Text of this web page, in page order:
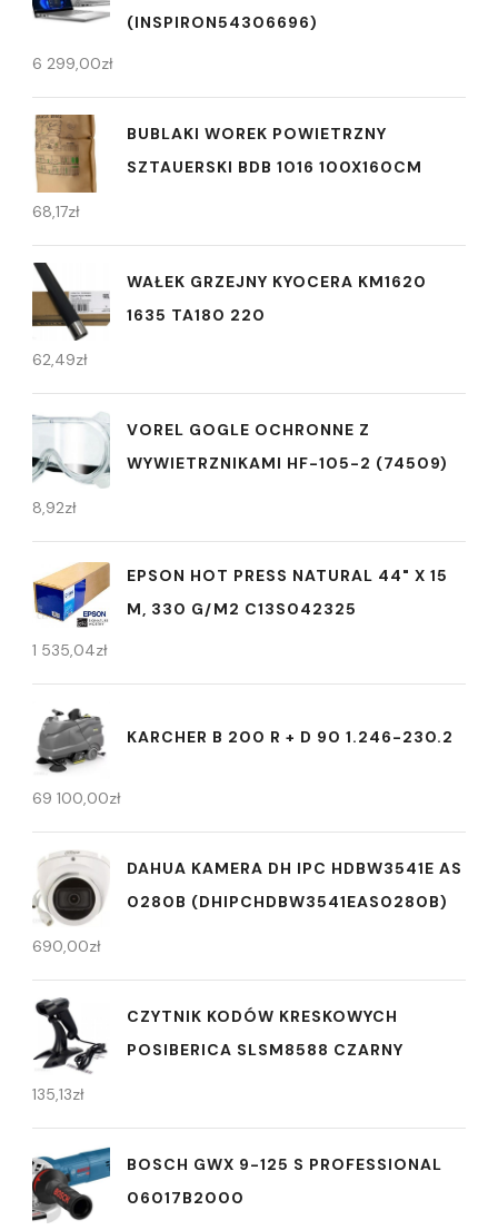
(INSPIRON54306696)
6 299,00zł
BUBLAKI WOREK POWIETRZNY
SZTAUERSKI BDB 1016 100X160CM
68,17zł
WAŁEK GRZEJNY KYOCERA KM1620
1635 TA180 220
62,49zł
VOREL GOGLE OCHRONNE Z
WYWIETRZNIKAMI HF-105-2 (74509)
8,92zł
EPSON HOT PRESS NATURAL 44" X 15
M, 330 G/M2 C13S042325
1 535,04zł
KARCHER B 200 R + D 90 1.246-230.2
69 100,00zł
DAHUA KAMERA DH IPC HDBW3541E AS
0280B (DHIPCHDBW3541EAS0280B)
690,00zł
CZYTNIK KODÓW KRESKOWYCH
POSIBERICA SLSM8588 CZARNY
135,13zł
BOSCH GWX 9-125 S PROFESSIONAL
06017B2000